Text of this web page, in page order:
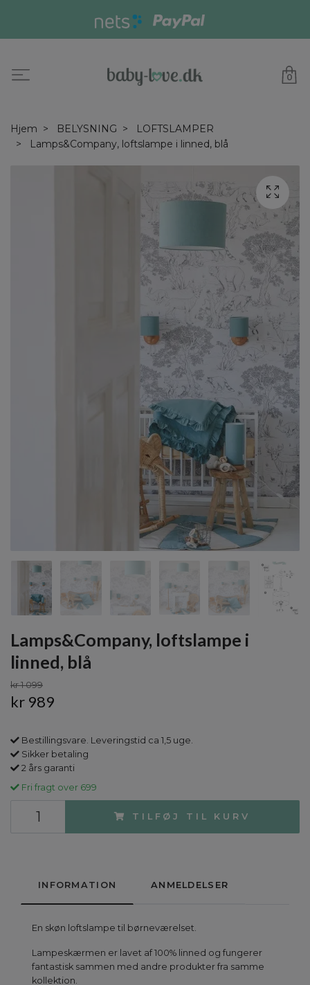
0
Hjem BELYSNING
LOFTSLAMPER
Lamps&Company, loftslampe i linned, blå
Lamps&Company, loftslampe i
linned, blå
kr 1 099
kr 989
Bestillingsvare. Leveringstid ca 1,5 uge.
Sikker betaling
2 års garanti
Fri fragt over 699
TILFØJ TIL KURV
INFORMATION ANMELDELSER
En skøn loftslampe til børneværelset.
Lampeskærmen er lavet af 100% linned og fungerer
fantastisk sammen med andre produkter fra samme
kollektion.